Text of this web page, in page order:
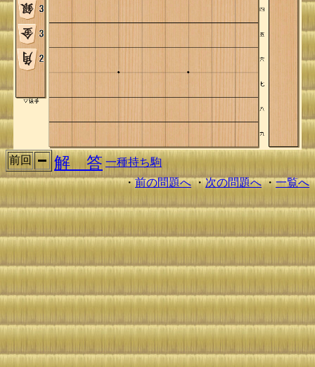
前回 解 答 一種持ち駒
・前の問題へ・次の問題へ・一覧へ